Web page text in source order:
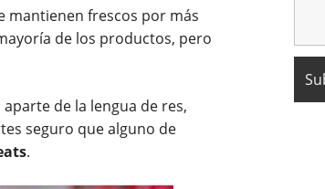
mantienen frescos por más
de los productos, pero
de la lengua de res,
seguro que alguno de
.